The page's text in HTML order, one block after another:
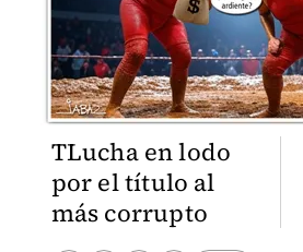
TLucha en lodo
por el título al
más corrupto